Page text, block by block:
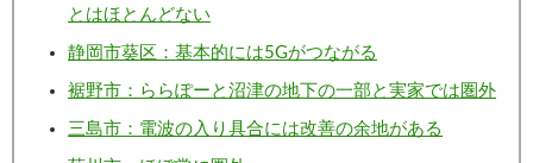
とはほとんどない
静岡市葵区：基本的には5Gがつながる
裾野市：ららぽーと沼津の地下の一部と実家では圏外
三島市：電波の入り具合には改善の余地がある